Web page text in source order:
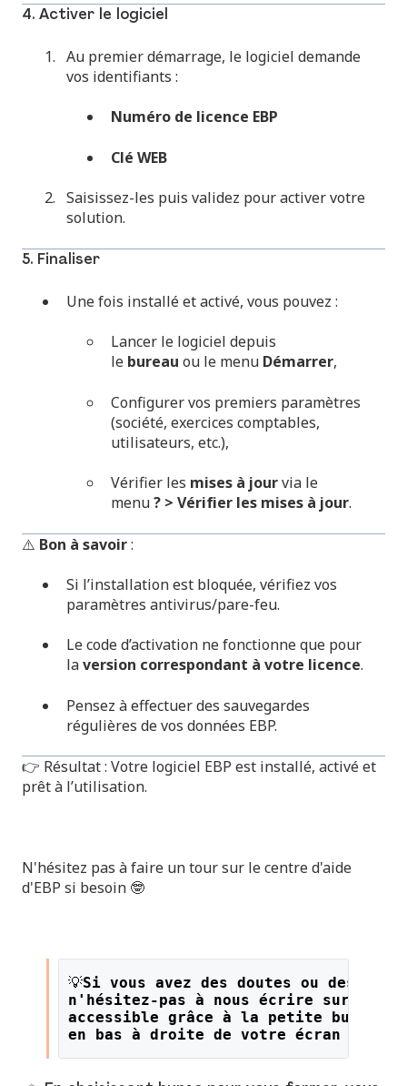
4. Activer le logiciel
Au premier démarrage, le logiciel demande
vos identifiants :
Numéro de licence EBP
Clé WEB
Saisissez-les puis validez pour activer votre
solution.
5. Finaliser
Une fois installé et activé, vous pouvez :
Lancer le logiciel depuis
le bureau ou le menu Démarrer,
Configurer vos premiers paramètres
(société, exercices comptables,
utilisateurs, etc.),
Vérifier les mises à jourvia le
menu? > Vérifier les mises à jour.
⚠️ Bon à savoir:
Si l’installation est bloquée, vérifiez vos
paramètres antivirus/pare-feu.
Le code d’activation ne fonctionne que pour
laversion correspondant à votre licence.
Pensez à effectuer des sauvegardes
régulières de vos données EBP.
👉 Résultat : Votre logiciel EBP est installé, activé et
prêt à l’utilisation.
N'hésitez pas à faire un tour sur lecentre d'aide
d'EBP si besoin 🤓
💡Si vous avez des doutes ou des
n'hésitez-pas à nous écrire sur le
accessible grâce à la petite bulle
en bas à droite de votre écran !